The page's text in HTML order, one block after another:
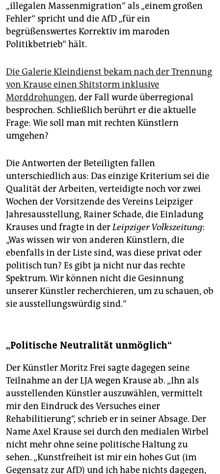
„illegalen Massenmigration“ als „einem großen
Fehler“ spricht und die AfD „für ein
begrüßenswertes Korrektiv im maroden
Politikbetrieb“ hält.
Die Galerie Kleindienst bekam nach der Trennung
von Krause einen Shitstorm inklusive
Morddrohungen, der Fall wurde überregional
besprochen. Schließlich berührt er die aktuelle
Frage: Wie soll man mit rechten Künstlern
umgehen?
Die Antworten der Beteiligten fallen
unterschiedlich aus: Das einzige Kriterium sei die
Qualität der Arbeiten, verteidigte noch vor zwei
Wochen der Vorsitzende des Vereins Leipziger
Jahresausstellung, Rainer Schade, die Einladung
Krauses und fragte in derLeipziger Volkszeitung:
„Was wissen wir von anderen Künstlern, die
ebenfalls in der Liste sind, was diese privat oder
politisch tun? Es gibt ja nicht nur das rechte
Spektrum. Wir können nicht die Gesinnung
unserer Künstler recherchieren, um zu schauen, ob
sie ausstellungswürdig sind.“
„Politische Neutralität unmöglich“
Der Künstler Moritz Frei sagte dagegen seine
Teilnahme an der LJA wegen Krause ab. „Ihn als
ausstellenden Künstler auszuwählen, vermittelt
mir den Eindruck des Versuches einer
Rehabilitierung“, schrieb er in seiner Absage. Der
Name Axel Krause sei durch den medialen Wirbel
nicht mehr ohne seine politische Haltung zu
sehen. „Kunstfreiheit ist mir ein hohes Gut (im
Gegensatz zur AfD) und ich habe nichts dagegen,